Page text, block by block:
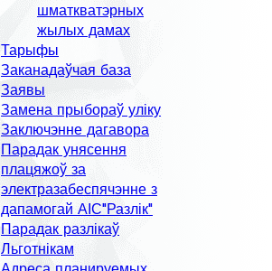
шматкватэрных
жылых дамах
Тарыфы
Заканадаўчая база
Заявы
Замена прыбораў уліку
Заключэнне дагавора
Парадак унясення
плацяжоў за
электразабеспячэнне з
дапамогай АІС"Разлік"
Парадак разлікаў
Льготнікам